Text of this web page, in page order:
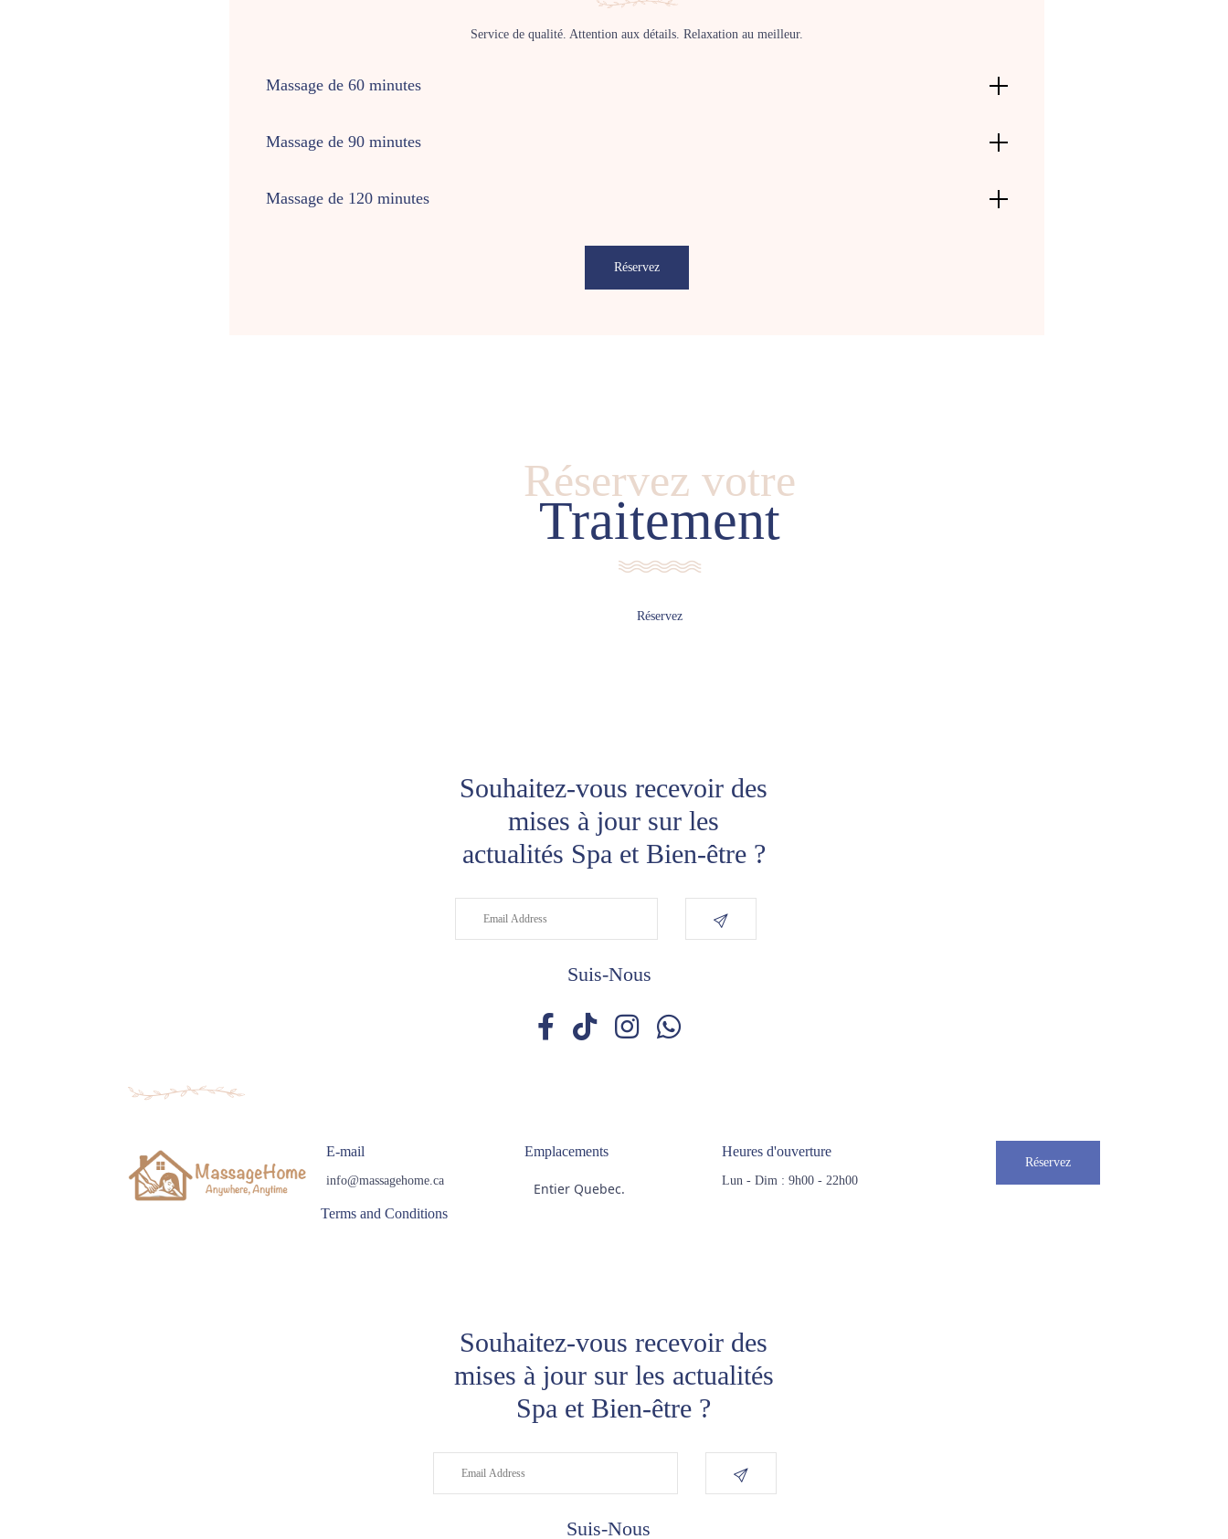
Service de qualité. Attention aux détails. Relaxation au meilleur.
Massage de 60 minutes
Massage de 90 minutes
Massage de 120 minutes
Réservez
Réservez votre
Traitement
Réservez
Souhaitez-vous recevoir des
mises à jour sur les
actualités Spa et Bien-être ?
Suis-Nous
E-mail
info@massagehome.ca
Terms and Conditions
Emplacements
Entier Quebec.
Heures d'ouverture
Lun - Dim : 9h00 - 22h00
Réservez
Souhaitez-vous recevoir des
mises à jour sur les actualités
Spa et Bien-être ?
Suis-Nous